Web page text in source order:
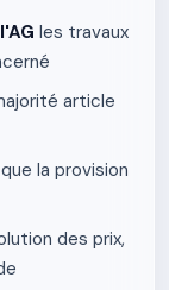
les travaux
article
la provision
des prix,